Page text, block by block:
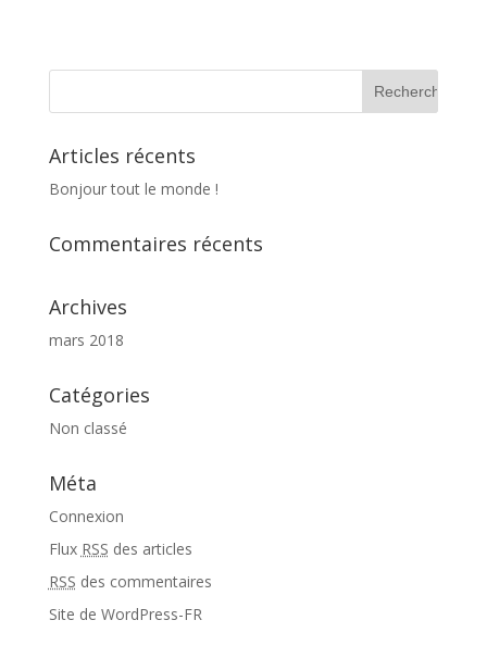
Articles récents
Bonjour tout le monde !
Commentaires récents
Archives
mars 2018
Catégories
Non classé
Méta
Connexion
Flux RSS des articles
RSS des commentaires
Site de WordPress-FR